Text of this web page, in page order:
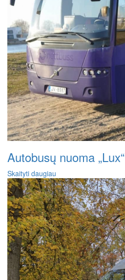
Autobusų nuoma „Lux“
Skaityti daugiau